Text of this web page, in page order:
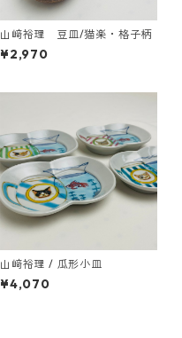
山﨑裕理 豆皿/猫楽・格子柄
¥2,970
山﨑裕理 / 瓜形小皿
¥4,070